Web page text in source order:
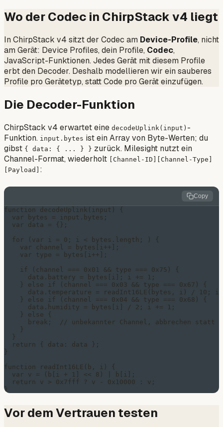
Wo der Codec in ChirpStack v4 liegt
In ChirpStack v4 sitzt der Codec am Device-Profile, nicht
am Gerät: Device Profiles, dein Profile, Codec,
JavaScript-Funktionen. Jedes Gerät mit diesem Profile
erbt den Decoder. Deshalb modellieren wir ein sauberes
Profile pro Gerätetyp, statt Code pro Gerät einzufügen.
Die Decoder-Funktion
ChirpStack v4 erwartet eine decodeUplink(input) -
Funktion. input.bytes ist ein Array von Byte-Werten; du
gibst { data: { ... } } zurück. Milesight nutzt ein
Channel-Format, wiederholt
[Channel-ID][Channel-Type]
[Payload] :
Copy
function decodeUplink(input) {
  var bytes = input.bytes;
  var data = {};
  for (var i = 0; i < bytes.length; ) {
    var channel = bytes[i++];
    var type = bytes[i++];
if (channel === 0x01 && type === 0x75) {
      data.battery = bytes[i]; i += 1;
} else if (channel === 0x03 && type === 0x67) {
data.temperature = readInt16LE(bytes, i) / 10; i
} else if (channel === 0x04 && type === 0x68) {
      data.humidity = bytes[i] / 2; i += 1;
    } else {
break;  // unbekannter Channel, abbrechen statt
    }
  }
  return { data: data };
}
function readInt16LE(b, i) {
  var v = (b[i + 1] << 8) | b[i];
  return v > 0x7fff ? v - 0x10000 : v;
Vor dem Vertrauen testen